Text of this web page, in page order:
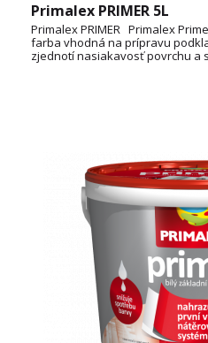
Primalex PRIMER 5L
Primalex PRIMER Primalex
farba vhodná na prípravu
zjednotí nasiakavosť povrchu a